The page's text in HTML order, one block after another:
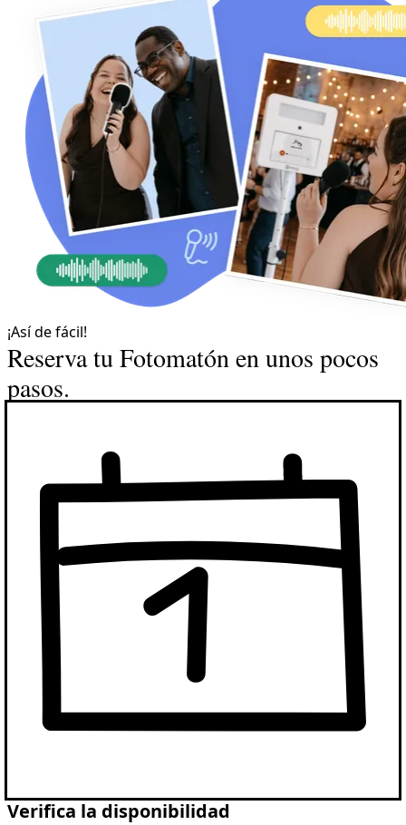
¡Así de fácil!
Reserva tu Fotomatón en unos pocos
pasos.
Verifica la disponibilidad